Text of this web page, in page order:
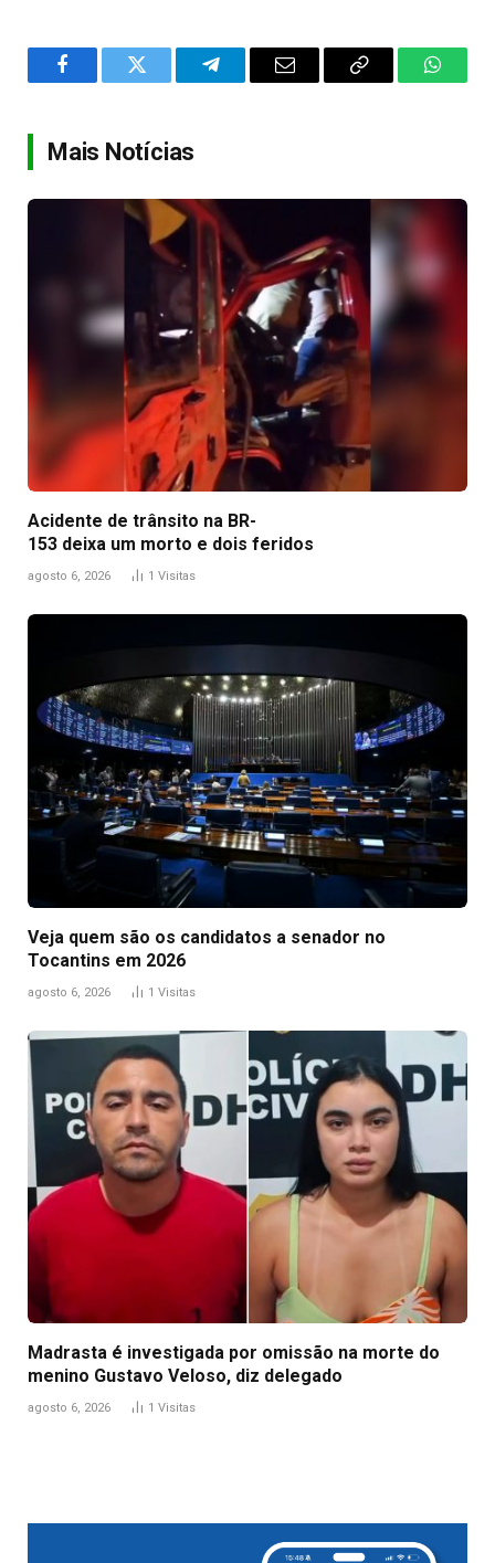
FacebookTwitter TelegramEmail
Copy
Mais Notícias
Acidente de trânsito na BR-
153 deixa um morto e dois feridos
agosto 6, 2026 1 Visitas
Veja quem são os candidatos a senador no
Tocantins em 2026
agosto 6, 2026 1 Visitas
Madrasta é investigada por omissão na morte do
menino Gustavo Veloso, diz delegado
agosto 6, 2026 1 Visitas